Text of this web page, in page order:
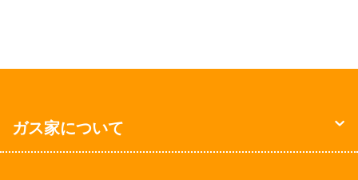
ガス家について